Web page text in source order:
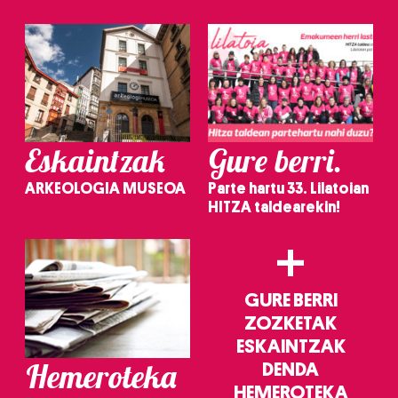
Eskaintzak
ARKEOLOGIA MUSEOA
Gure berri.
Parte hartu 33. Lilatoian
HITZA taldearekin!
Hemeroteka
+
GURE BERRI
ZOZKETAK
ESKAINTZAK
DENDA
HEMEROTEKA